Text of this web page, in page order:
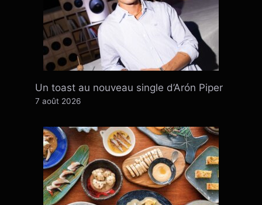
Un toast au nouveau single d’Arón Piper
7 août 2026